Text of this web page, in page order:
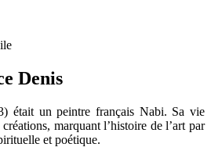
Denis
était un peintre français Nabi. Sa vie
marquant l’histoire de l’art par
et poétique.